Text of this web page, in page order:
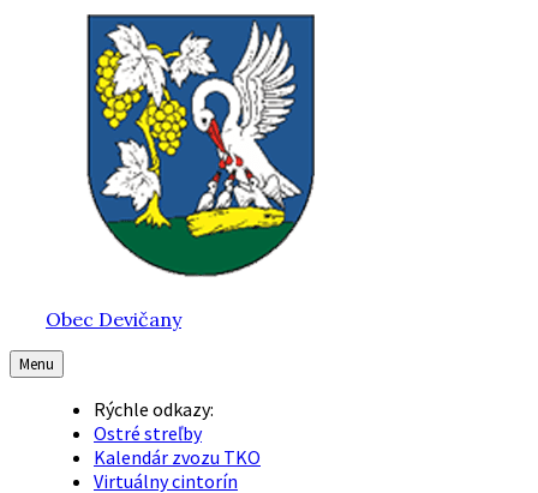
Obec Devičany
Menu
Rýchle odkazy:
Ostré streľby
Kalendár zvozu TKO
Virtuálny cintorín